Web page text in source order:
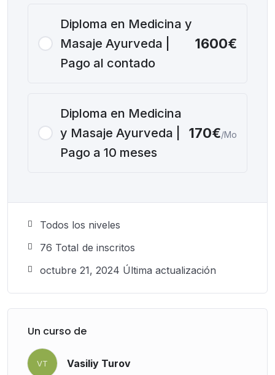
Diploma en Medicina y
Masaje Ayurveda |
Pago al contado
1600€
Diploma en Medicina
y Masaje Ayurveda |
Pago a 10 meses
170€/Mo
Todos los niveles
76 TotaI de inscritos
octubre 21, 2024 Última actualización
Un curso de
VT Vasiliy Turov